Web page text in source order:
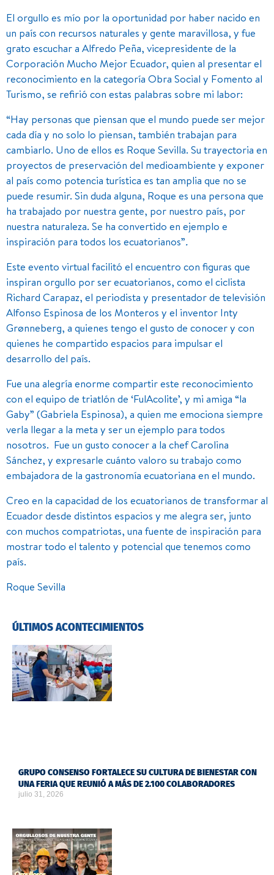
El orgullo es mío por la oportunidad por haber nacido en
un país con recursos naturales y gente maravillosa, y fue
grato escuchar a Alfredo Peña, vicepresidente de la
Corporación Mucho Mejor Ecuador, quien al presentar el
reconocimiento en la categoría Obra Social y Fomento al
Turismo, se refirió con estas palabras sobre mi labor:
“Hay personas que piensan que el mundo puede ser mejor
cada día y no solo lo piensan, también trabajan para
cambiarlo. Uno de ellos es Roque Sevilla. Su trayectoria en
proyectos de preservación del medioambiente y exponer
al país como potencia turística es tan amplia que no se
puede resumir. Sin duda alguna, Roque es una persona que
ha trabajado por nuestra gente, por nuestro país, por
nuestra naturaleza. Se ha convertido en ejemplo e
inspiración para todos los ecuatorianos”.
Este evento virtual facilitó el encuentro con figuras que
inspiran orgullo por ser ecuatorianos, como el ciclista
Richard Carapaz, el periodista y presentador de televisión
Alfonso Espinosa de los Monteros y el inventor Inty
Grønneberg, a quienes tengo el gusto de conocer y con
quienes he compartido espacios para impulsar el
desarrollo del país.
Fue una alegría enorme compartir este reconocimiento
con el equipo de triatlón de ‘FulAcolite’, y mi amiga “la
Gaby” (Gabriela Espinosa), a quien me emociona siempre
verla llegar a la meta y ser un ejemplo para todos
nosotros. Fue un gusto conocer a la chef Carolina
Sánchez, y expresarle cuánto valoro su trabajo como
embajadora de la gastronomía ecuatoriana en el mundo.
Creo en la capacidad de los ecuatorianos de transformar al
Ecuador desde distintos espacios y me alegra ser, junto
con muchos compatriotas, una fuente de inspiración para
mostrar todo el talento y potencial que tenemos como
país.
Roque Sevilla
ÚLTIMOS ACONTECIMIENTOS
GRUPO CONSENSO FORTALECE SU CULTURA DE BIENESTAR CON
UNA FERIA QUE REUNIÓ A MÁS DE 2.100 COLABORADORES
julio 31, 2026